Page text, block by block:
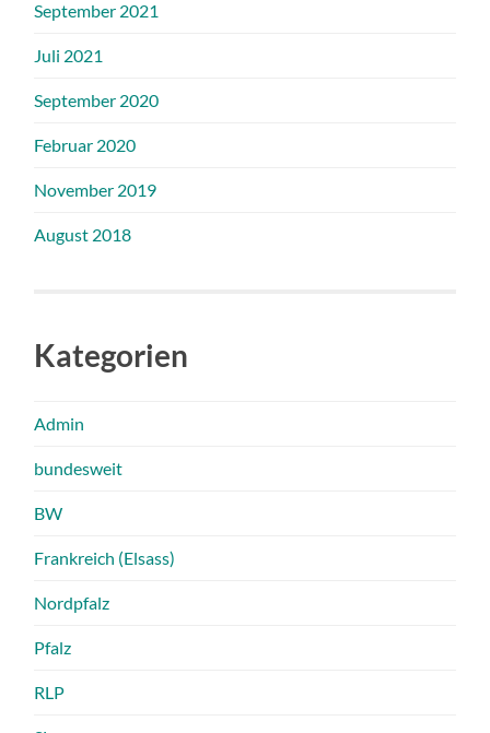
September 2021
Juli 2021
September 2020
Februar 2020
November 2019
August 2018
Kategorien
Admin
bundesweit
BW
Frankreich (Elsass)
Nordpfalz
Pfalz
RLP